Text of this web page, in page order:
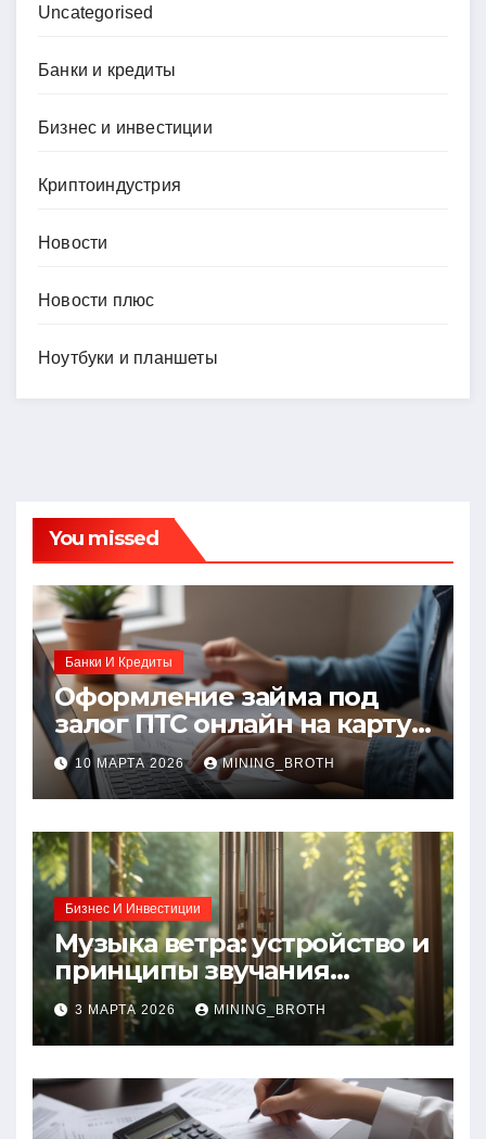
Uncategorised
Банки и кредиты
Бизнес и инвестиции
Криптоиндустрия
Новости
Новости плюс
Ноутбуки и планшеты
You missed
Банки И Кредиты
Оформление займа под
залог ПТС онлайн на карту
без визита в офис: порядок,
требования и документы
10 МАРТА 2026 MINING_BROTH
Бизнес И Инвестиции
Музыка ветра: устройство и
принципы звучания
колокольчиков
3 МАРТА 2026 MINING_BROTH